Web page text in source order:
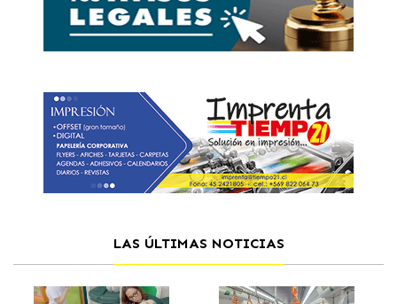
LAS ÚLTIMAS NOTICIAS